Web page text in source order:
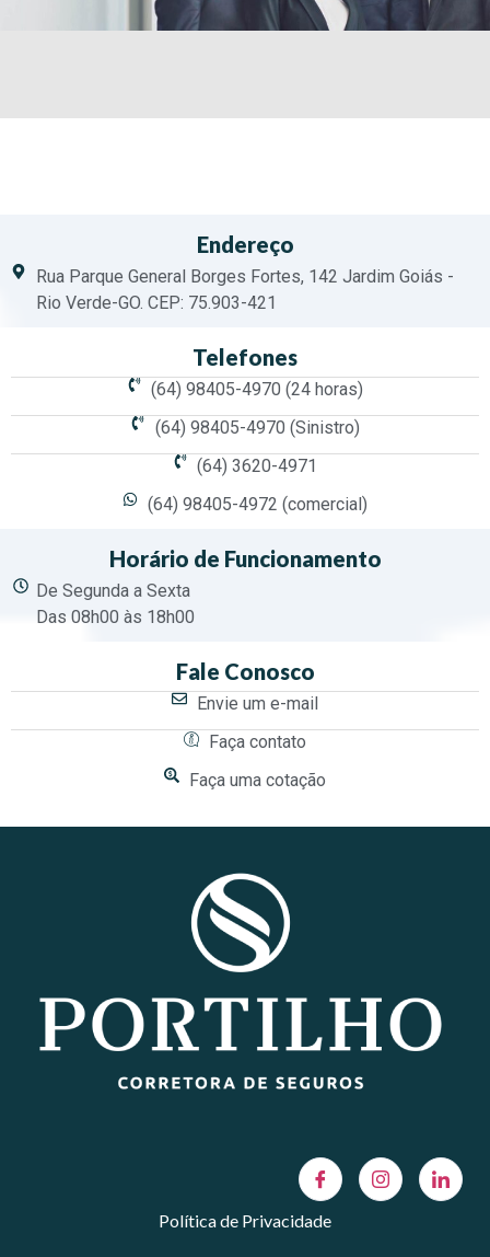
Endereço
Rua Parque General Borges Fortes, 142 Jardim Goiás -
Rio Verde-GO. CEP: 75.903-421
Telefones
(64) 98405-4970 (24 horas)
(64) 98405-4970 (Sinistro)
(64) 3620-4971
(64) 98405-4972 (comercial)
Horário de Funcionamento
De Segunda a Sexta
Das 08h00 às 18h00
Fale Conosco
Envie um e-mail
Faça contato
Faça uma cotação
Política de Privacidade